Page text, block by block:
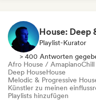
House: Deep
Playlist-Kurator
> 400 Antworten
Afro House / Amapiano
Deep HouseHouse
Melodic & Progressive
Künstler zu meinen
Playlists hinzufügen